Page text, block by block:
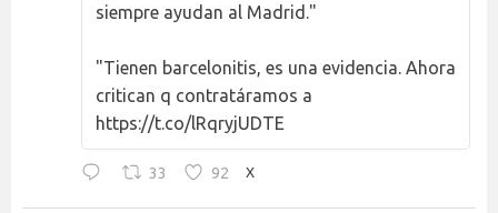
siempre ayudan al Madrid."
"Tienen barcelonitis, es una evidencia. Ahora
critican q contratáramos a
https://t.co/lRqryjUDTE
33 92 X